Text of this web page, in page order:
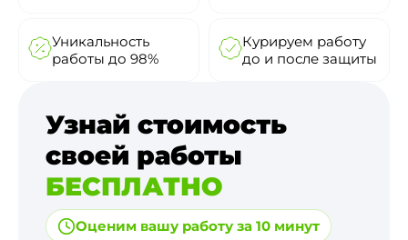
Уникальность
работы до 98%
Курируем работу
до и после защиты
Узнай стоимость
своей работы
БЕСПЛАТНО
Оценим вашу работу за 10 минут